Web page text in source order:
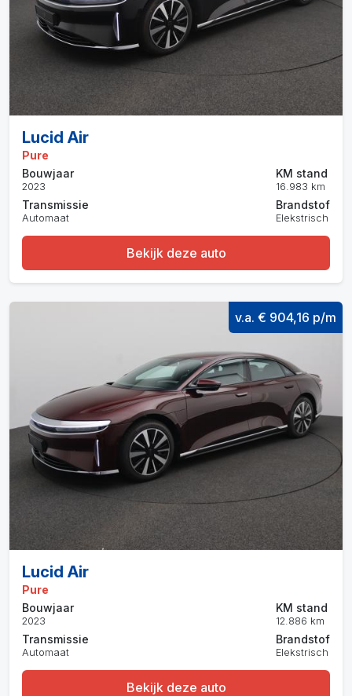
Lucid Air
Pure
Bouwjaar
2023
Transmissie
Automaat
KM stand
16.983 km
Brandstof
Elekstrisch
Bekijk deze auto
v.a. € 904,16 p/m
Lucid Air
Pure
Bouwjaar
2023
Transmissie
Automaat
KM stand
12.886 km
Brandstof
Elekstrisch
Bekijk deze auto